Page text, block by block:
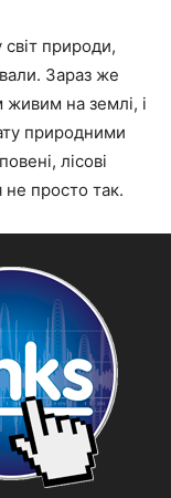
природи,
Зараз же
живим на землі, і
природними
лісові
не просто так.